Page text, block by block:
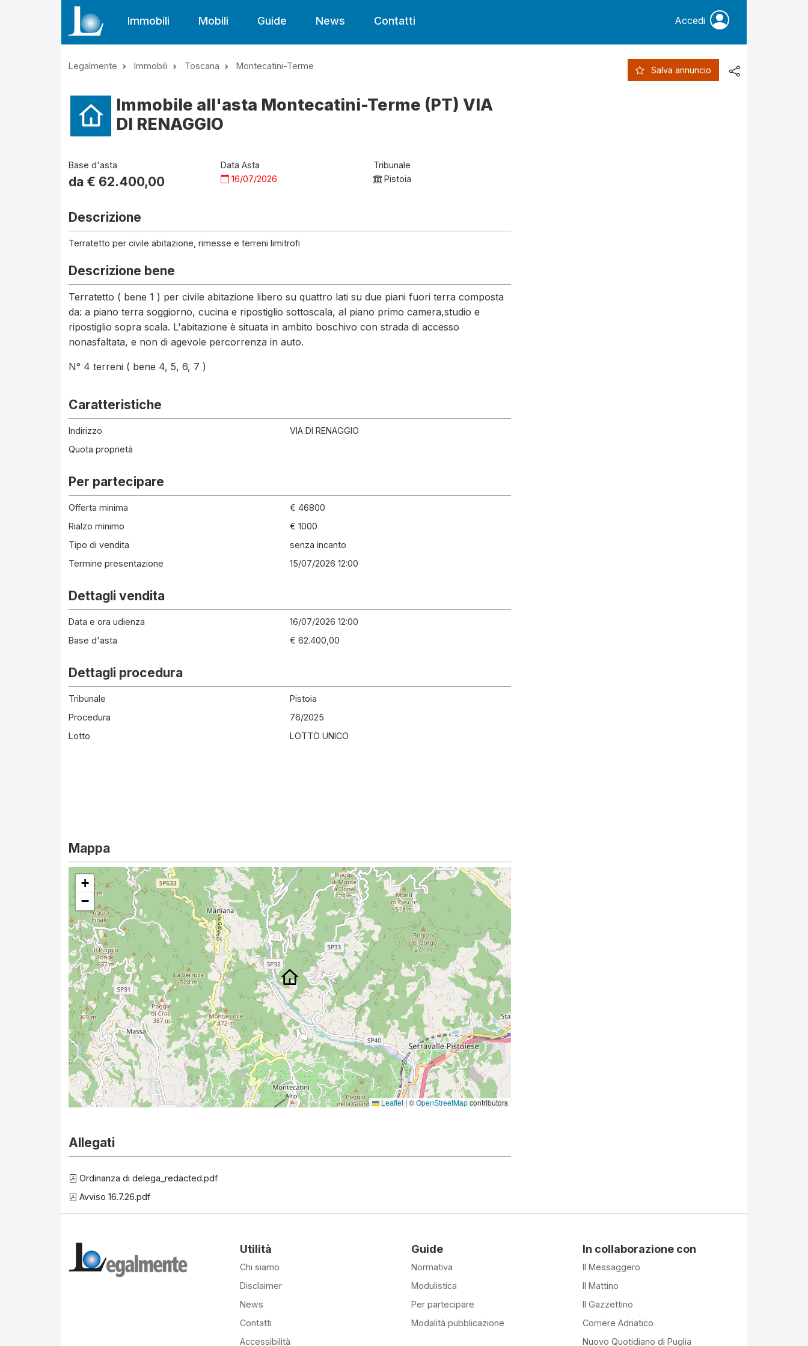
Immobili Mobili Guide News Contatti Accedi
Legalmente Immobili Toscana Montecatini-Terme Salva annuncio
Immobile all'asta Montecatini-Terme (PT) VIA
DI RENAGGIO
Base d'asta
da € 62.400,00
Data Asta
16/07/2026
Tribunale
Pistoia
Descrizione
Terratetto per civile abitazione, rimesse e terreni limitrofi
Descrizione bene
Terratetto ( bene 1 ) per civile abitazione libero su quattro lati su due piani fuori terra composta
da: a piano terra soggiorno, cucina e ripostiglio sottoscala, al piano primo camera,studio e
ripostiglio sopra scala. L'abitazione è situata in ambito boschivo con strada di accesso
nonasfaltata, e non di agevole percorrenza in auto.
N° 4 terreni ( bene 4, 5, 6, 7 )
Caratteristiche
Indirizzo
VIA DI RENAGGIO
Quota proprietà
Per partecipare
Offerta minima
€ 46800
Rialzo minimo
€ 1000
Tipo di vendita
senza incanto
Termine presentazione
15/07/2026 12:00
Dettagli vendita
Data e ora udienza
16/07/2026 12:00
Base d'asta
€ 62.400,00
Dettagli procedura
Tribunale
Pistoia
Procedura
76/2025
Lotto
LOTTO UNICO
Mappa
+
−
Leaflet | ©OpenStreetMapcontributors
Allegati
Ordinanza di delega_redacted.pdf
Avviso 16.7.26.pdf
Utilità
Chi siamo
Disclaimer
News
Contatti
Accessibilità
Guide
Normativa
Modulistica
Per partecipare
Modalità pubblicazione
In collaborazione con
Il Messaggero
Il Mattino
Il Gazzettino
Corriere Adriatico
Nuovo Quotidiano di Puglia